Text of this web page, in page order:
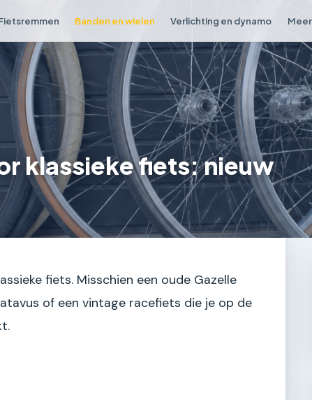
Banden en wielen Verlichting en dynamo Meer
klassieke fiets: nieuw
fiets. Misschien een oude Gazelle
of een vintage racefiets die je op de